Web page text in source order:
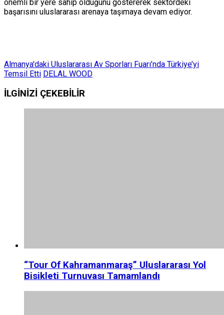
önemli bir yere sahip olduğunu göstererek sektördeki
başarısını uluslararası arenaya taşımaya devam ediyor.
Almanya'daki Uluslararası Av Sporları Fuarı’nda Türkiye’yi
Temsil Etti DELAL WOOD
İLGİNİZİ ÇEKEBİLİR
“Tour Of Kahramanmaraş” Uluslararası Yol
Bisikleti Turnuvası Tamamlandı